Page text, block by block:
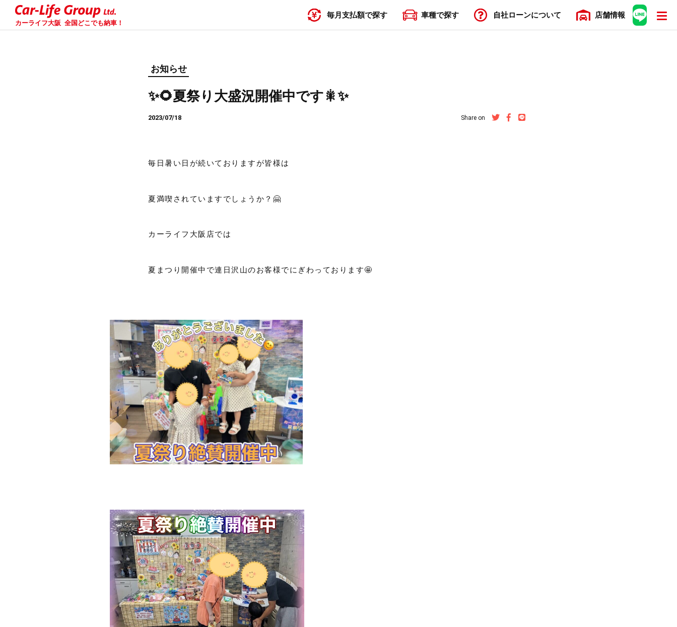
カーライフ大阪 全国どこでも納車！
毎月支払額で探す 車種で探す 自社ローンについて 店舗情報
お知らせ
✨🌻夏祭り大盛況開催中です🎇✨
2023/07/18 Share on
毎日暑い日が続いておりますが皆様は
夏満喫されていますでしょうか？🤗
カーライフ大阪店では
夏まつり開催中で連日沢山のお客様でにぎわっております🤩